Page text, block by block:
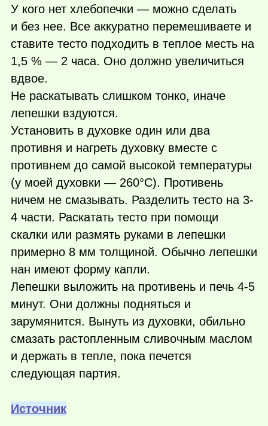
У кого нет хлебопечки — можно сделать
и без нее. Все аккуратно перемешиваете и
ставите тесто подходить в теплое месть на
1,5 % — 2 часа. Оно должно увеличиться
вдвое.
Не раскатывать слишком тонко, иначе
лепешки вздуются.
Установить в духовке один или два
противня и нагреть духовку вместе с
противнем до самой высокой температуры
(у моей духовки — 260°С). Противень
ничем не смазывать. Разделить тесто на 3-
4 части. Раскатать тесто при помощи
скалки или размять руками в лепешки
примерно 8 мм толщиной. Обычно лепешки
нан имеют форму капли.
Лепешки выложить на противень и печь 4-5
минут. Они должны подняться и
зарумянится. Вынуть из духовки, обильно
смазать растопленным сливочным маслом
и держать в тепле, пока печется
следующая партия.
Источник